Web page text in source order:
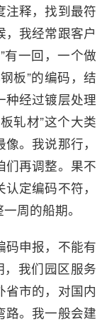
注释，找到最符
我经常跟客户
有一回，一个做
板”的编码，结
种经过镀层处理
轧材”这个大类
。我说那行，
们再调整。果不
定编码不符，
周的船期。
码申报，不能有
，我们园区服务
省市的，对国内
路。我一般会建